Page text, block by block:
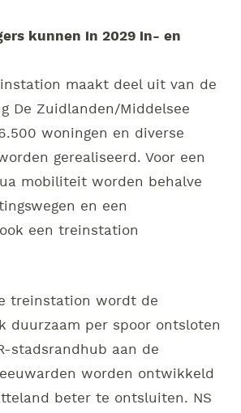
kunnen in 2029 in- en
maakt deel uit van de
De Zuidlanden/Middelsee
woningen en diverse
gerealiseerd. Voor een
mobiliteit worden behalve
en een
een treinstation
treinstation wordt de
duurzaam per spoor ontsloten
stadsrandhub aan de
worden ontwikkeld
beter te ontsluiten. NS